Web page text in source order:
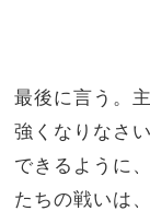
最後に言う。
強くなりなさい
できるように
たちの戦いは